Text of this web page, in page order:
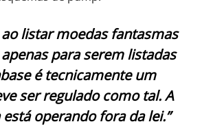
ao listar moedas fantasmas
para serem listadas
é tecnicamente um
ser regulado como tal. A
operando fora da lei.”